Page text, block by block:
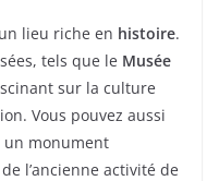
lieu riche en histoire.
tels que le Musée
sur la culture
Vous pouvez aussi
un monument
l’ancienne activité de